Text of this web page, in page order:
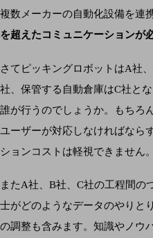
複数メーカーの自動化設備を連
を超えたコミュニケーションが
さてピッキングロボットはA社
社、保管する自動倉庫はC社と
誰が行うのでしょうか。もちろ
ユーザーが対応しなければなら
ションコストは軽視できません。
またA社、B社、C社の工程間の
士がどのようなデータのやりと
の調整も含みます。知識やノウ